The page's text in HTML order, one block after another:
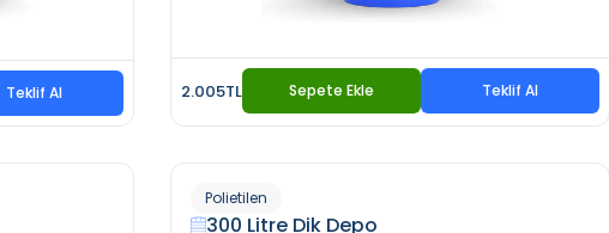
Teklif Al 2.005TL Sepete Ekle Teklif Al
Polietilen
300 Litre Dik Depo